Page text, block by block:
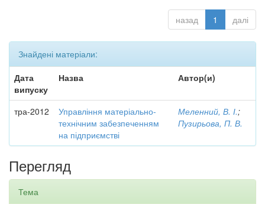
назад 1 далі
Знайдені матеріали:
Дата
випуску
Назва Автор(и)
тра-2012
Управління матеріально-
технічним забезпеченням
на підприємстві
Меленний, В. І.;
Пузирьова, П. В.
Перегляд
Тема